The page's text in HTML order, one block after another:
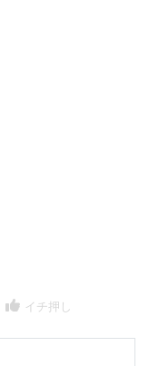
イチ押し